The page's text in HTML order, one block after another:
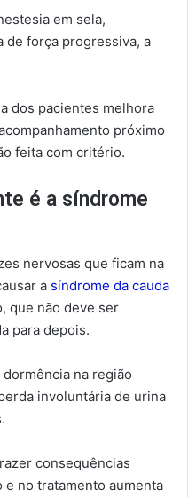
em sela,
de força progressiva, a
dos pacientes melhora
próximo
feita com critério.
é a síndrome
nervosas que ficam na
a síndrome da cauda
que não deve ser
para depois.
na região
involuntária de urina
consequências
e no tratamento aumenta